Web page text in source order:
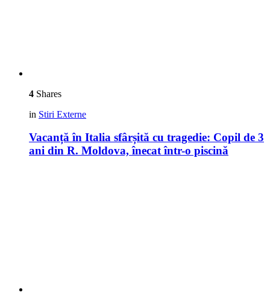
4 Shares
in Stiri Externe
Vacanță în Italia sfârșită cu tragedie: Copil de 3
ani din R. Moldova, înecat într-o piscină